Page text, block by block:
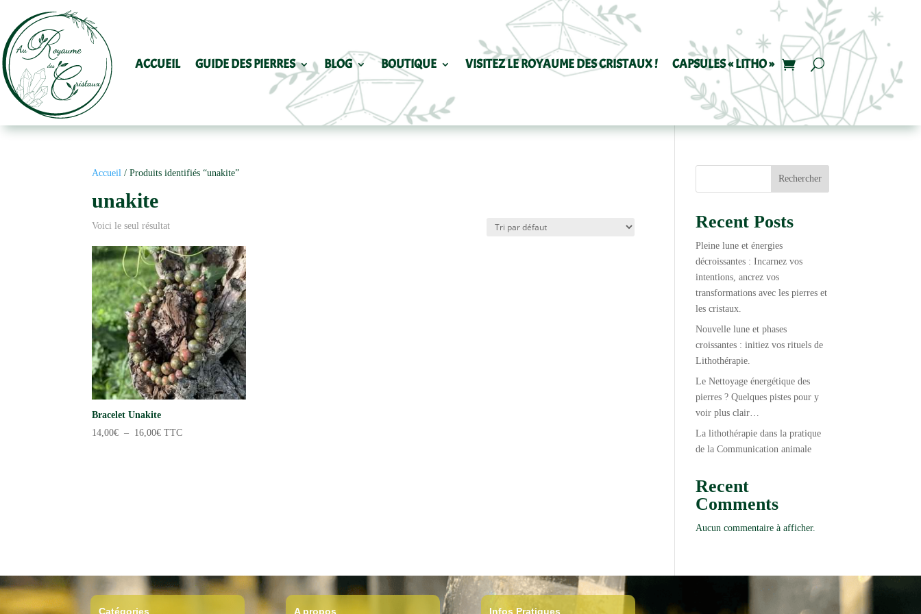
ACCUEIL GUIDE DES PIERRES BLOG BOUTIQUE VISITEZ LE ROYAUME DES CRISTAUX ! CAPSULES « LITHO »
Accueil / Produits identifiés “unakite”
unakite
Voici le seul résultat
Bracelet Unakite
14,00€ – 16,00€Plage
TTC
Rechercher
Recent Posts
Pleine lune et énergies
décroissantes : Incarnez vos
intentions, ancrez vos
transformations avec les pierres et
les cristaux.
Nouvelle lune et phases
croissantes : initiez vos rituels de
Lithothérapie.
Le Nettoyage énergétique des
pierres ? Quelques pistes pour y
voir plus clair…
La lithothérapie dans la pratique
de la Communication animale
Recent
Comments
Aucun commentaire à afficher.
Catégories A propos Infos Pratiques